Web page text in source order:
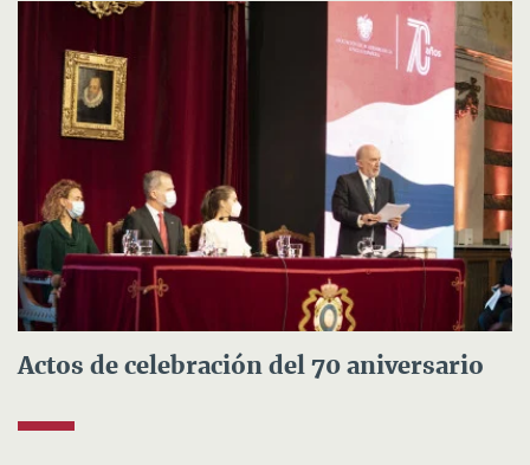
Actos de celebración del 70 aniversario